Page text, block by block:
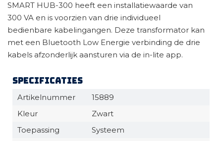
SMART HUB-300 heeft een installatiewaarde van
300 VA en is voorzien van drie individueel
bedienbare kabelingangen. Deze transformator kan
met een Bluetooth Low Energie verbinding de drie
kabels afzonderlijk aansturen via de in-lite app.
Specificaties
Artikelnummer
15889
Kleur
Zwart
Toepassing
Systeem